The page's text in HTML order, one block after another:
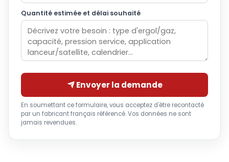
Quantité estimée et délai souhaité
Envoyer la demande
En soumettant ce formulaire, vous acceptez d'être recontacté
par un fabricant français référencé. Vos données ne sont
jamais revendues.